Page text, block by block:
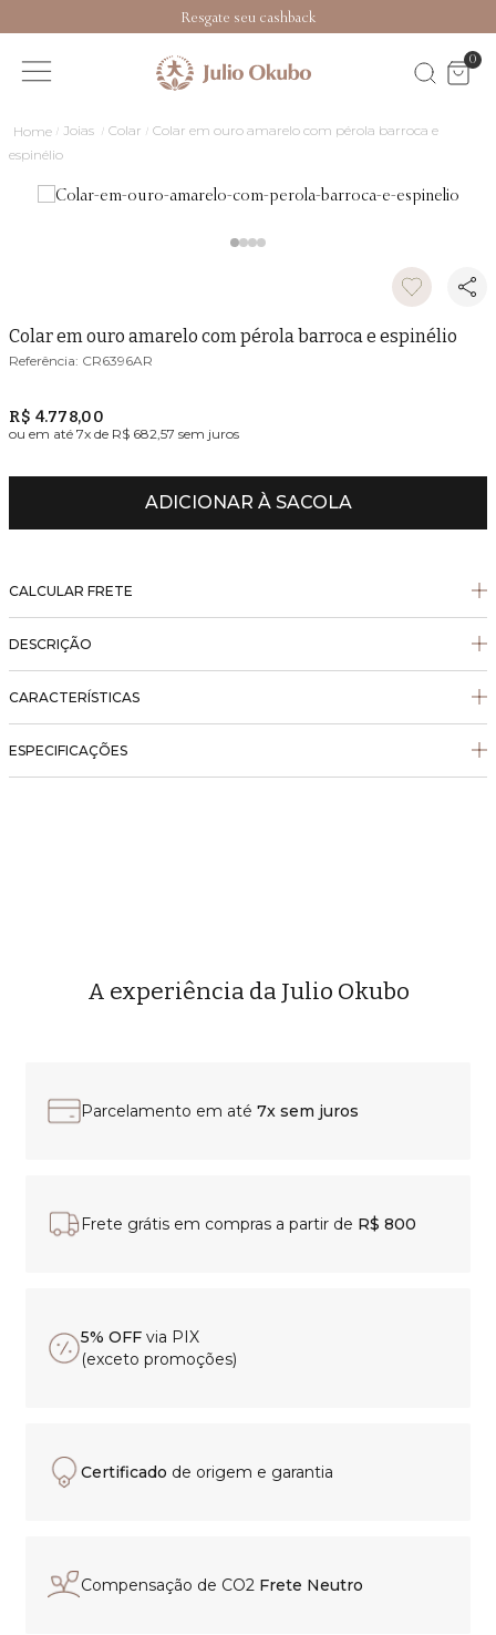
Resgate seu cashback
0
Joias Colar
Colar em ouro amarelo com pérola barroca e
espinélio
Colar em ouro amarelo com pérola barroca e espinélio
CR6396AR
R$ 4.778,00
ou em até 7x de R$ 682,57 sem juros
ADICIONAR À SACOLA
CALCULAR FRETE
DESCRIÇÃO
CARACTERÍSTICAS
ESPECIFICAÇÕES
A experiência da Julio Okubo
Parcelamento em até 7x sem juros
Frete grátis em compras a partir de R$ 800
5% OFF via PIX
(exceto promoções)
Certificado de origem e garantia
Compensação de CO2 Frete Neutro